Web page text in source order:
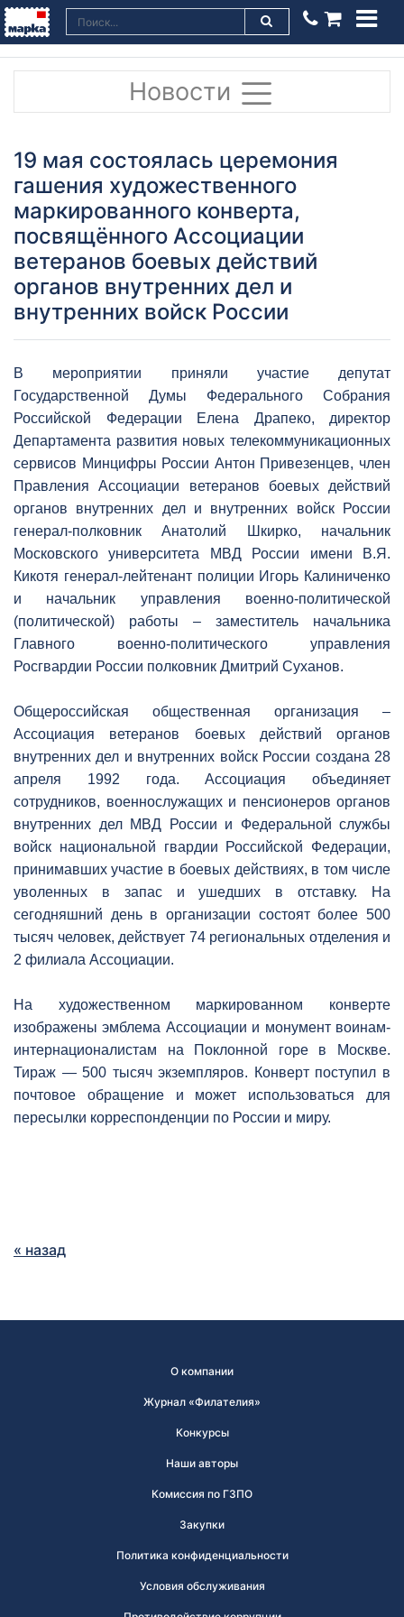
Новости
19 мая состоялась церемония
гашения художественного
маркированного конверта,
посвящённого Ассоциации
ветеранов боевых действий
органов внутренних дел и
внутренних войск России
В мероприятии приняли участие депутат
Государственной Думы Федерального Собрания
Российской Федерации Елена Драпеко, директор
Департамента развития новых телекоммуникационных
сервисов Минцифры России Антон Привезенцев, член
Правления Ассоциации ветеранов боевых действий
органов внутренних дел и внутренних войск России
генерал-полковник Анатолий Шкирко, начальник
Московского университета МВД России имени В.Я.
Кикотя генерал-лейтенант полиции Игорь Калиниченко
и начальник управления военно-политической
(политической) работы – заместитель начальника
Главного военно-политического управления
Росгвардии России полковник Дмитрий Суханов.
Общероссийская общественная организация –
Ассоциация ветеранов боевых действий органов
внутренних дел и внутренних войск России создана 28
апреля 1992 года. Ассоциация объединяет
сотрудников, военнослужащих и пенсионеров органов
внутренних дел МВД России и Федеральной службы
войск национальной гвардии Российской Федерации,
принимавших участие в боевых действиях, в том числе
уволенных в запас и ушедших в отставку. На
сегодняшний день в организации состоят более 500
тысяч человек, действует 74 региональных отделения и
2 филиала Ассоциации.
На художественном маркированном конверте
изображены эмблема Ассоциации и монумент воинам-
интернационалистам на Поклонной горе в Москве.
Тираж — 500 тысяч экземпляров. Конверт поступил в
почтовое обращение и может использоваться для
пересылки корреспонденции по России и миру.
« назад
О компании
Журнал «Филателия»
Конкурсы
Наши авторы
Комиссия по ГЗПО
Закупки
Политика конфиденциальности
Условия обслуживания